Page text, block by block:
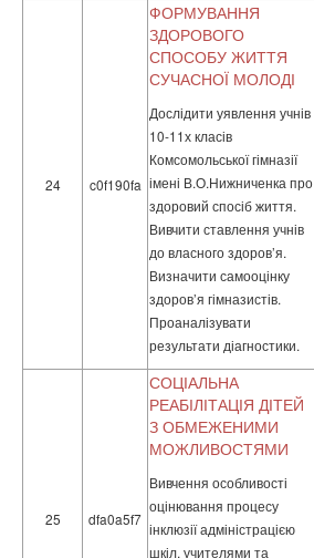
24 c0f190fa
ФОРМУВАННЯ
ЗДОРОВОГО
СПОСОБУ ЖИТТЯ
СУЧАСНОЇ МОЛОДІ
Дослідити уявлення учнів
10-11х класів
Комсомольської гімназії
імені В.О.Нижниченка про
здоровий спосіб життя.
Вивчити ставлення учнів
до власного здоров’я.
Визначити самооцінку
здоров’я гімназистів.
Проаналізувати
результати діагностики.
25 dfa0a5f7
СОЦІАЛЬНА
РЕАБІЛІТАЦІЯ ДІТЕЙ
З ОБМЕЖЕНИМИ
МОЖЛИВОСТЯМИ
Вивчення особливості
оцінювання процесу
інклюзії адміністрацією
шкіл, учителями та